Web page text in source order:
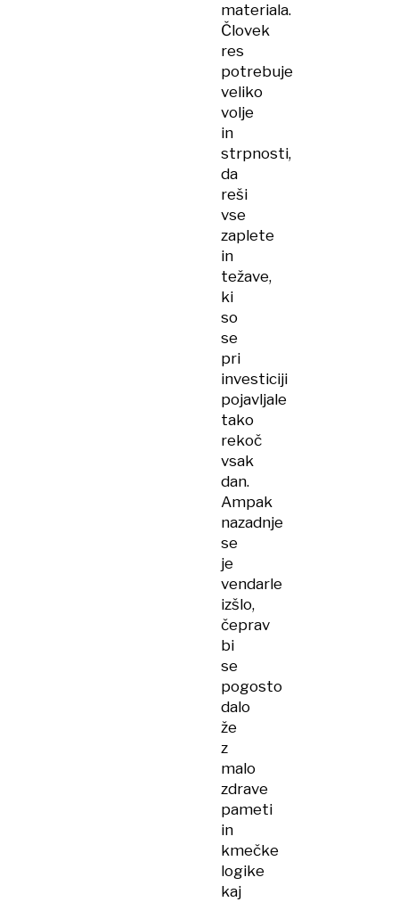
materiala.
Človek
res
potrebuje
veliko
volje
in
strpnosti,
da
reši
vse
zaplete
in
težave,
ki
so
se
pri
investiciji
pojavljale
tako
rekoč
vsak
dan.
Ampak
nazadnje
se
je
vendarle
izšlo,
čeprav
bi
se
pogosto
dalo
že
z
malo
zdrave
pameti
in
kmečke
logike
kaj